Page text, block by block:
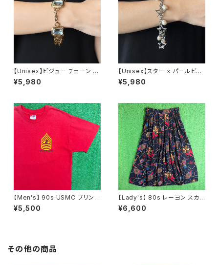
【Unisex】ビジュー チェーン ブ
レスレット / 古着 アクセサリー
N0737
¥5,980
【Unisex】スター × パールビー
ズ チャーム チェーン ブレスレッ
ト / 古着 アクセサリー N1109
¥5,980
【Men's】 90s USMC プリント
Tシャツ / アメリカ製 USA製 9
0年代 ティーシャツ T-Shirt 古
¥5,500
【Lady's】 80s レーヨン スカ
ーフ柄 スカート / 80年代 古着
レディース 総柄 2266
¥6,600
その他の商品